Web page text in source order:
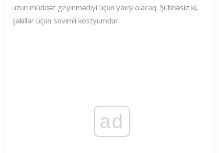
uzun müddət geyinmədiyi üçün yaxşı olacaq. Şübhəsiz ki,
şəkillər üçün sevimli kostyumdur.
ad